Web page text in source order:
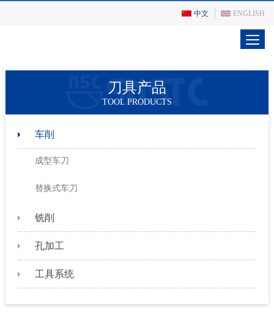
中文 ENGLISH
刀具产品
TOOL PRODUCTS
车削
成型车刀
替换式车刀
铣削
孔加工
工具系统